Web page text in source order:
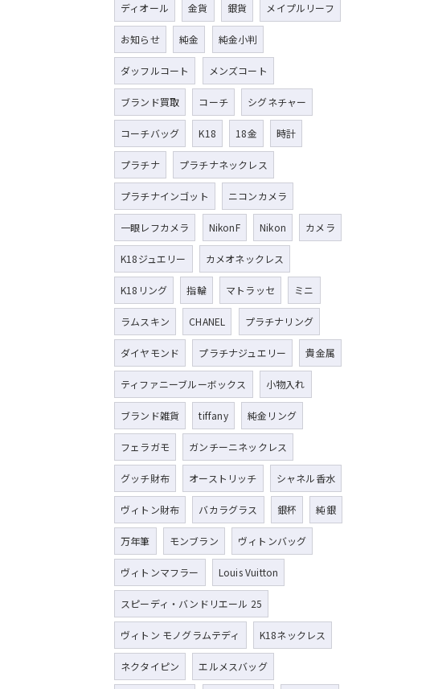
ディオール 金貨 銀貨 メイプルリーフ
お知らせ 純金 純金小判
ダッフルコート メンズコート
ブランド買取 コーチ シグネチャー
コーチバッグ K18 18金 時計
プラチナ プラチナネックレス
プラチナインゴット ニコンカメラ
一眼レフカメラ NikonF Nikon カメラ
K18ジュエリー カメオネックレス
K18リング 指輪 マトラッセ ミニ
ラムスキン CHANEL プラチナリング
ダイヤモンド プラチナジュエリー 貴金属
ティファニーブルーボックス 小物入れ
ブランド雑貨 tiffany 純金リング
フェラガモ ガンチーニネックレス
グッチ財布 オーストリッチ シャネル香水
ヴィトン財布 バカラグラス 銀杯 純銀
万年筆 モンブラン ヴィトンバッグ
ヴィトンマフラー Louis Vuitton
スピーディ・バンドリエール 25
ヴィトン モノグラムテディ K18ネックレス
ネクタイピン エルメスバッグ